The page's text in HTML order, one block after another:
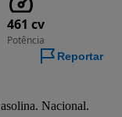
461 cv
Potência
Reportar
Nacional.